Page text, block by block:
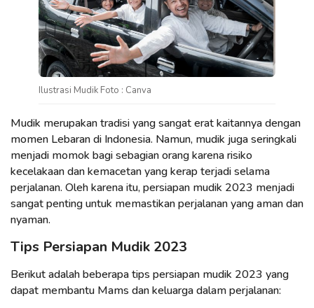
Ilustrasi Mudik Foto : Canva
Mudik merupakan tradisi yang sangat erat kaitannya dengan
momen Lebaran di Indonesia. Namun, mudik juga seringkali
menjadi momok bagi sebagian orang karena risiko
kecelakaan dan kemacetan yang kerap terjadi selama
perjalanan. Oleh karena itu, persiapan mudik 2023 menjadi
sangat penting untuk memastikan perjalanan yang aman dan
nyaman.
Tips Persiapan Mudik 2023
Berikut adalah beberapa tips persiapan mudik 2023 yang
dapat membantu Mams dan keluarga dalam perjalanan: